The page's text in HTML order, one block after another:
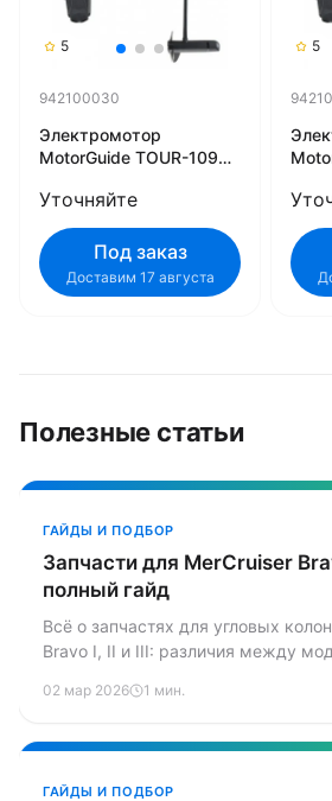
5
942100030
Электромотор
MotorGuide TOUR-109
Уточняйте
Под заказ
Доставим 17 августа
5
Полезные статьи
ГАЙДЫ И ПОДБОР
Запчасти для MerCruiser
полный гайд
Всё о запчастях для угловых
Bravo I, II и III: различия между
02 мар 2026 1 мин.
ГАЙДЫ И ПОДБОР